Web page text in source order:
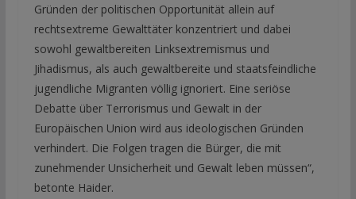
Gründen der politischen Opportunität allein auf
rechtsextreme Gewalttäter konzentriert und dabei
sowohl gewaltbereiten Linksextremismus und
Jihadismus, als auch gewaltbereite und staatsfeindliche
jugendliche Migranten völlig ignoriert. Eine seriöse
Debatte über Terrorismus und Gewalt in der
Europäischen Union wird aus ideologischen Gründen
verhindert. Die Folgen tragen die Bürger, die mit
zunehmender Unsicherheit und Gewalt leben müssen“,
betonte Haider.